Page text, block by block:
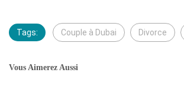
Tags: Couple à Dubai Divorce
Vous Aimerez Aussi